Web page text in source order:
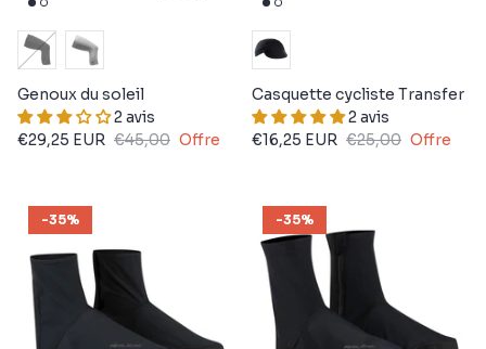
Genoux du soleil
2 avis
€29,25 EUR €45,00 Offre
Casquette cycliste Transfer
2 avis
€16,25 EUR €25,00 Offre
-35% -35%